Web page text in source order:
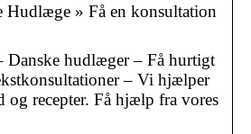
» Få en konsultation
hudlæger – Få hurtigt
– Vi hjælper
og recepter. Få hjælp fra vores